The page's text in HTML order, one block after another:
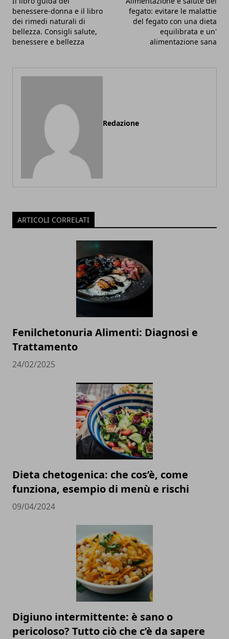
benessere-donna e il libro
dei rimedi naturali di
bellezza. Consigli salute,
benessere e bellezza
fegato: evitare le malattie
del fegato con una dieta
equilibrata e un'
alimentazione sana
Redazione
ARTICOLI CORRELATI
Fenilchetonuria Alimenti: Diagnosi e
Trattamento
24/02/2025
Dieta chetogenica: che cos’è, come
funziona, esempio di menù e rischi
09/04/2024
Digiuno intermittente: è sano o
pericoloso? Tutto ciò che c’è da sapere